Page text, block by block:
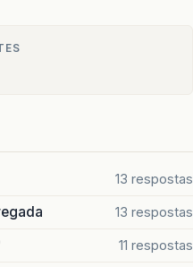
13 respostas
13 respostas
11 respostas